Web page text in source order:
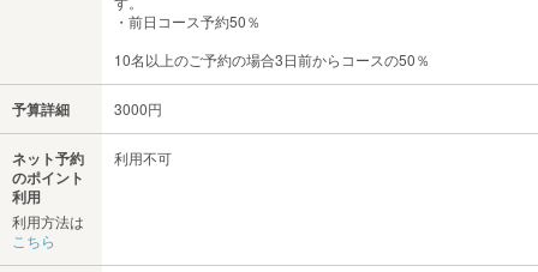
・前日コース予約50％
10名以上のご予約の場合3日前からコースの50％
予算詳細 3000円
ネット予約
のポイント
利用
利用方法は
こちら
利用不可